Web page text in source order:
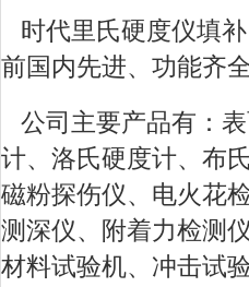
时代里氏硬度仪填
前国内先进、功能齐
公司主要产品有：
计、洛氏硬度计、布
磁粉探伤仪、电火花
测深仪、附着力检测
材料试验机、冲击试